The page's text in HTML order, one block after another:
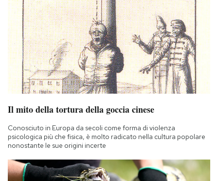
Il mito della tortura della goccia cinese
Conosciuto in Europa da secoli come forma di violenza
psicologica più che fisica, è molto radicato nella cultura popolare
nonostante le sue origini incerte